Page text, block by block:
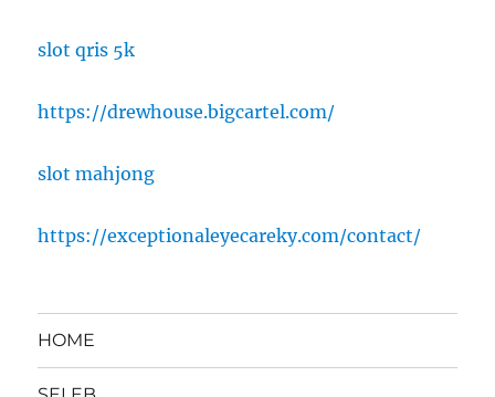
slot qris 5k
https://drewhouse.bigcartel.com/
slot mahjong
https://exceptionaleyecareky.com/contact/
HOME